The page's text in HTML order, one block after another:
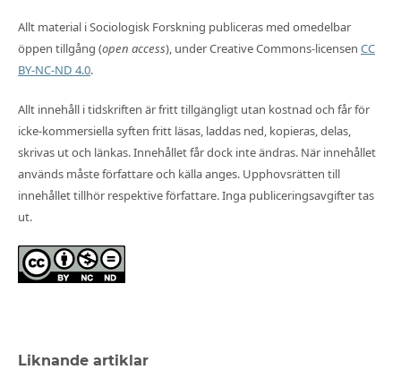
Allt material i Sociologisk Forskning publiceras med omedelbar
öppen tillgång (open access), under Creative Commons-licensen CC
BY-NC-ND 4.0.
Allt innehåll i tidskriften är fritt tillgängligt utan kostnad och får för
icke-kommersiella syften fritt läsas, laddas ned, kopieras, delas,
skrivas ut och länkas. Innehållet får dock inte ändras. När innehållet
används måste författare och källa anges. Upphovsrätten till
innehållet tillhör respektive författare. Inga publiceringsavgifter tas
ut.
Liknande artiklar